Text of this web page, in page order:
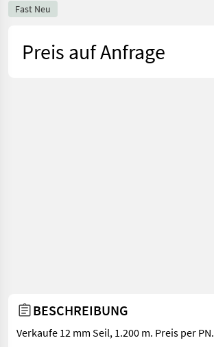
Fast Neu
Preis auf Anfrage
BESCHREIBUNG
Verkaufe 12 mm Seil, 1.200 m. Preis per PN.